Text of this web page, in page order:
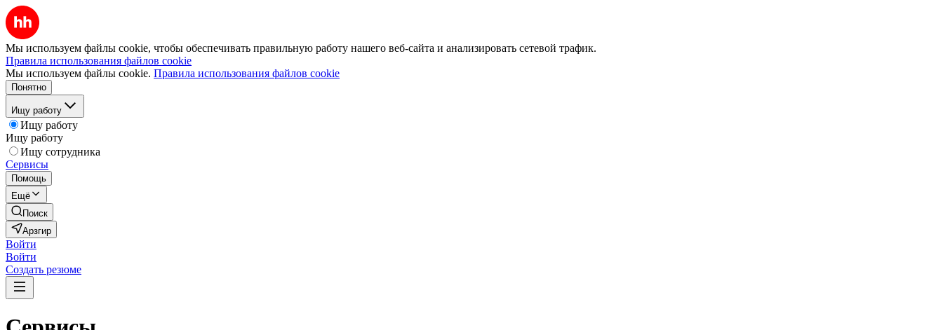
Мы используем файлы cookie, чтобы обеспечивать правильную работу нашего веб-сайта и анализировать сетевой трафик.
Правила использования файлов cookie
Мы используем файлы cookie. Правила использования файлов cookie
Понятно
Ищу работу
Ищу работу
Ищу работу
Ищу сотрудника
Сервисы
Помощь
Ещё
Поиск
Арзгир
Войти
Войти
Создать резюме